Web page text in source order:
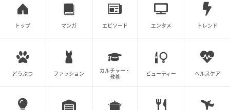
#1 お義姉さんたちくるって、私話したよ
ね？ ねぇ、それでも…
の記事をもっとみる
トップ マンガ エピソード エンタメ トレンド
どうぶつ ファッション
カルチャー・
教養
ビューティー ヘルスケア